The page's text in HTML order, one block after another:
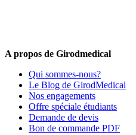
A propos de Girodmedical
Qui sommes-nous?
Le Blog de GirodMedical
Nos engagements
Offre spéciale étudiants
Demande de devis
Bon de commande PDF